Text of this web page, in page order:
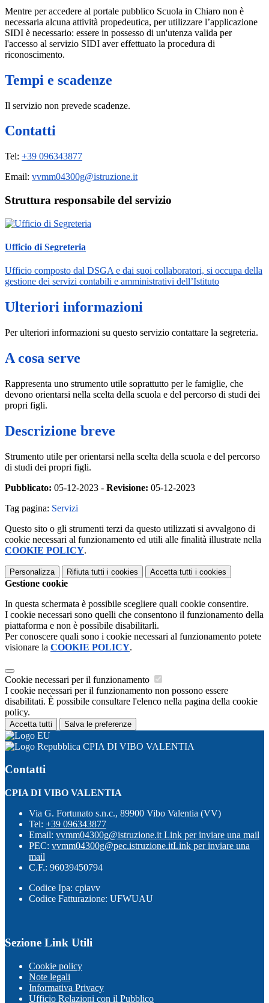
Mentre per accedere al portale pubblico Scuola in Chiaro non è
necessaria alcuna attività propedeutica, per utilizzare l’applicazione
SIDI è necessario: essere in possesso di un'utenza valida per
l'accesso al servizio SIDI aver effettuato la procedura di
riconoscimento.
Tempi e scadenze
Il servizio non prevede scadenze.
Contatti
Tel: +39 096343877
Email: vvmm04300g@istruzione.it
Struttura responsabile del servizio
Ufficio di Segreteria
Ufficio composto dal DSGA e dai suoi collaboratori, si occupa della
gestione dei servizi contabili e amministrativi dell’Istituto
Ulteriori informazioni
Per ulteriori informazioni su questo servizio contattare la segreteria.
A cosa serve
Rappresenta uno strumento utile soprattutto per le famiglie, che
devono orientarsi nella scelta della scuola e del percorso di studi dei
propri figli.
Descrizione breve
Strumento utile per orientarsi nella scelta della scuola e del percorso
di studi dei propri figli.
Pubblicato: 05-12-2023 - Revisione: 05-12-2023
Tag pagina: Servizi
Questo sito o gli strumenti terzi da questo utilizzati si avvalgono di
cookie necessari al funzionamento ed utili alle finalità illustrate nella
COOKIE POLICY.
Personalizza Rifiuta tutti i cookies Accetta tutti i cookies
Gestione cookie
In questa schermata è possibile scegliere quali cookie consentire.
I cookie necessari sono quelli che consentono il funzionamento della
piattaforma e non è possibile disabilitarli.
Per conoscere quali sono i cookie necessari al funzionamento potete
visionare la COOKIE POLICY.
Cookie necessari per il funzionamento
I cookie necessari per il funzionamento non possono essere
disabilitati. È possibile consultare l'elenco nella pagina della cookie
policy.
Accetta tutti Salva le preferenze
CPIA DI VIBO VALENTIA
Contatti
CPIA DI VIBO VALENTIA
Via G. Fortunato s.n.c., 89900 Vibo Valentia (VV)
Tel: +39 096343877
Email: vvmm04300g@istruzione.it Link per inviare una mail
PEC: vvmm04300g@pec.istruzione.itLink per inviare una
mail
C.F.: 96039450794
Codice Ipa: cpiavv
Codice Fatturazione: UFWUAU
Sezione Link Utili
Cookie policy
Note legali
Informativa Privacy
Ufficio Relazioni con il Pubblico